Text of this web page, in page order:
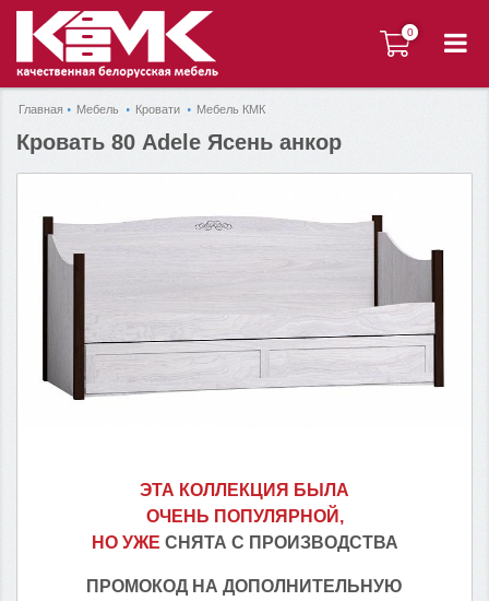
0
0
Главная Мебель Кровати Мебель КМК
Кровать 80 Adele Ясень анкор
ЭТА КОЛЛЕКЦИЯ БЫЛА
ОЧЕНЬ ПОПУЛЯРНОЙ,
НО УЖЕ СНЯТА С ПРОИЗВОДСТВА
ПРОМОКОД НА ДОПОЛНИТЕЛЬНУЮ